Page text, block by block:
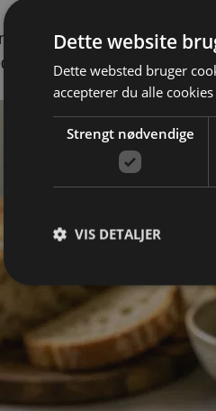
at tænke olivenolie som
omtanke, bliver den en
Dette website
Dette websted bruger
accepterer du alle
Strengt nødvendige
VIS DETALJER
Strengt nødvendige cookies
korrekt uden strengt nødvendige
Navn